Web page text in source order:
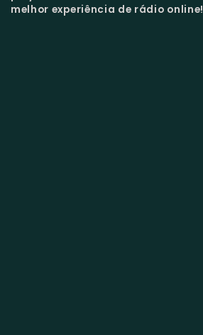
melhor experiência de rádio online!